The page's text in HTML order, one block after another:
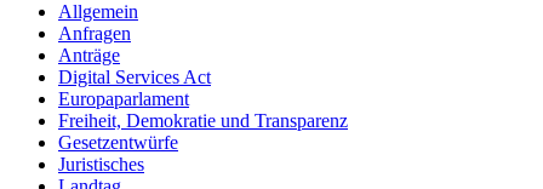
Allgemein
Anfragen
Anträge
Digital Services Act
Europaparlament
Freiheit, Demokratie und Transparenz
Gesetzentwürfe
Juristisches